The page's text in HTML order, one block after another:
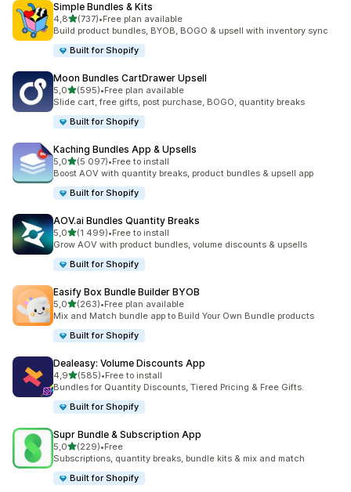
Simple Bundles & Kits
4,8/ 5 tähteä
(737)
737 arvostelua yhteensä
•Free plan available
Build product bundles, BYOB, BOGO & upsell with inventory sync
Built for Shopify
Moon Bundles CartDrawer Upsell
5,0/ 5 tähteä
(595)
595 arvostelua yhteensä
•Free plan available
Slide cart, free gifts, post purchase, BOGO, quantity breaks
Built for Shopify
Kaching Bundles App & Upsells
5,0/ 5 tähteä
(5 097)
5097 arvostelua yhteensä
•Free to install
Boost AOV with quantity breaks, product bundles & upsell app
Built for Shopify
AOV.ai Bundles Quantity Breaks
5,0/ 5 tähteä
(1 499)
1499 arvostelua yhteensä
•Free to install
Grow AOV with product bundles, volume discounts & upsells
Built for Shopify
Easify Box Bundle Builder BYOB
5,0/ 5 tähteä
(263)
263 arvostelua yhteensä
•Free plan available
Mix and Match bundle app to Build Your Own Bundle products
Built for Shopify
Dealeasy: Volume Discounts App
4,9/ 5 tähteä
(585)
585 arvostelua yhteensä
•Free to install
Bundles for Quantity Discounts, Tiered Pricing & Free Gifts.
Built for Shopify
Supr Bundle & Subscription App
5,0/ 5 tähteä
(229)
229 arvostelua yhteensä
•Free
Subscriptions, quantity breaks, bundle kits & mix and match
Built for Shopify